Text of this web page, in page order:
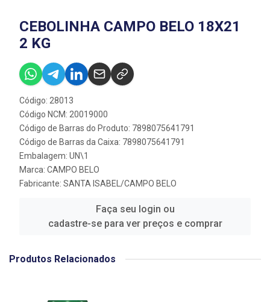
CEBOLINHA CAMPO BELO 18X21
2 KG
Código: 28013
Código NCM: 20019000
Código de Barras do Produto: 7898075641791
Código de Barras da Caixa: 7898075641791
Embalagem: UN\1
Marca: CAMPO BELO
Fabricante: SANTA ISABEL/CAMPO BELO
Faça seu login ou
cadastre-se para ver preços e comprar
Produtos Relacionados